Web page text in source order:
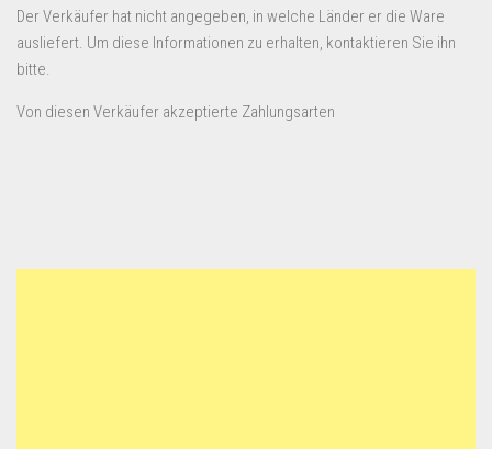
Der Verkäufer hat nicht angegeben, in welche Länder er die Ware
ausliefert. Um diese Informationen zu erhalten, kontaktieren Sie ihn
bitte.
Von diesen Verkäufer akzeptierte Zahlungsarten